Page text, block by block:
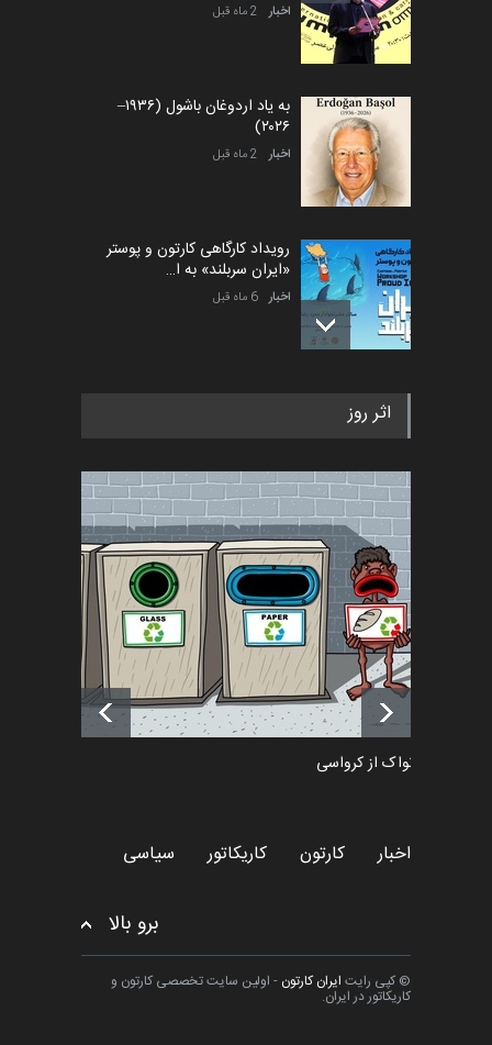
اخبار 2 ماه قبل
به یاد اردوغان باشول (۱۹۳۶–
۲۰۲۶)
اخبار 2 ماه قبل
رویداد کارگاهی کارتون و پوستر
«ایران سربلند» به ا…
اخبار 6 ماه قبل
فراخوان رویداد کارگاهی کارتون و
اخبار 6 ماه قبل
تسلیت به همکار | سهراب خیری
اخبار 6 ماه قبل
آغاز دوره‌های تخصصی فصل
تابستان 1405 خانه کاریکات…
اخبار حدود یک ماه قبل
اثر روز
دمیر نواک از کرواسی
اخبار کارتون کاریکاتور سیاسی
برو بالا
© کپی رایت ایران کارتون - اولین سایت تخصصی کارتون و
کاریکاتور در ایران.